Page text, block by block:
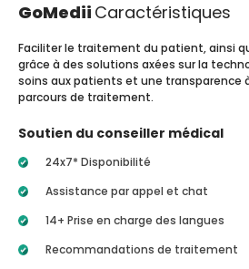
GoMedii Caractéristiques
Faciliter le traitement du patient, ainsi
grâce à des solutions axées sur la
soins aux patients et une transparence
parcours de traitement.
Soutien du conseiller médical
24x7* Disponibilité
Assistance par appel et chat
14+ Prise en charge des langues
Recommandations de traitement